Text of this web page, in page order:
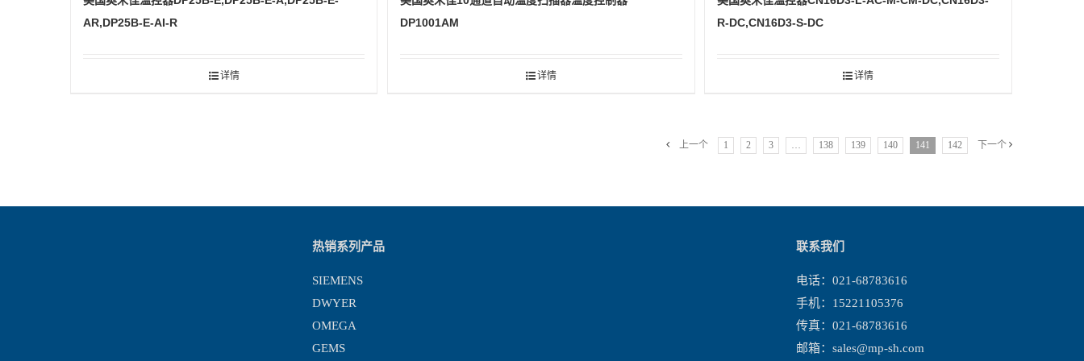
AR,DP25B-E-AI-R
详情
DP1001AM
详情
R-DC,CN16D3-S-DC
详情
上一个 1 2 3 … 138 139 140 141 142 下一个
热销系列产品
SIEMENS
DWYER
OMEGA
GEMS
联系我们
电话：021-68783616
手机：15221105376
传真：021-68783616
邮箱： sales@mp-sh.com